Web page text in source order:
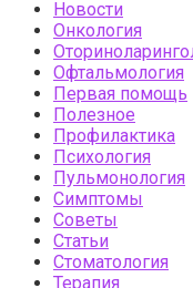
Новости
Онкология
Офтальмология
Первая помощь
Полезное
Профилактика
Психология
Пульмонология
Симптомы
Советы
Статьи
Стоматология
Терапия